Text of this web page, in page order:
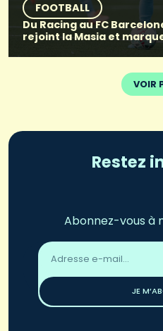
FOOTBALL
Du Racing au FC
rejoint la Masia et
VOIR
Restez
Abonnez-vous à
Adresse
email
JE